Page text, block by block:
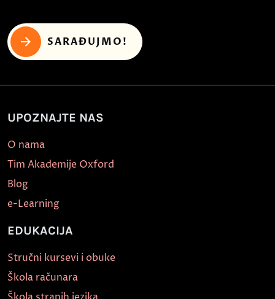
SARAĐUJMO!
UPOZNAJTE NAS
O nama
Tim Akademije Oxford
Blog
e-Learning
EDUKACIJA
Stručni kursevi i obuke
Škola računara